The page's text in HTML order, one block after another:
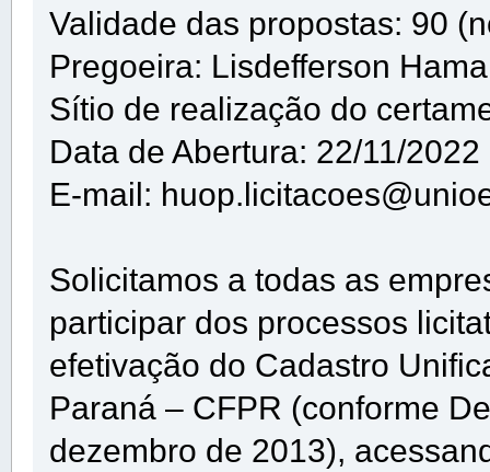
Validade das propostas: 90
Pregoeira: Lisdefferson
Sítio de realização do
Data de Abertura: 22/11/
E-mail:
Solicitamos a todas as
participar dos processos
efetivação do Cadastro
Paraná – CFPR (conforme
dezembro de 2013),